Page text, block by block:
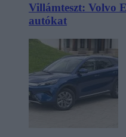
Villámteszt: Volvo
autókat